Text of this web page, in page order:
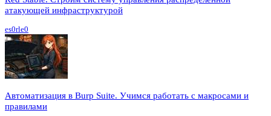
атакующей инфраструктурой
es0rle0
Автоматизация в Burp Suite. Учимся работать с макросами и
правилами